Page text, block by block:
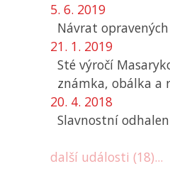
5. 6. 2019
Návrat
21. 1. 2019
Sté výročí
známka, obálka a
20. 4. 2018
Slavnostní
další události (18)...